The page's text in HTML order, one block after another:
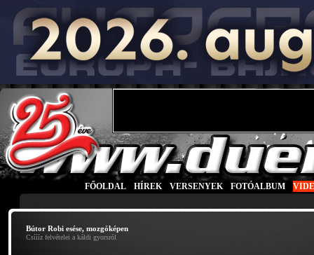
FŐOLDAL HÍREK VERSENYEK FOTÓALBUM
Bútor Robi esése, mozgóképen
Csíííz felvételei a káldi gyorsról